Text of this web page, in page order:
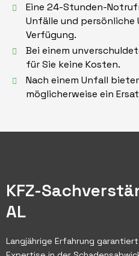
Eine 24-Stunden-
Unfälle und
Verfügung.
Bei einem
für Sie keine Kosten.
Nach einem Unfall
möglicherweise ein
KFZ-
AL
Langjährige Erfahrung